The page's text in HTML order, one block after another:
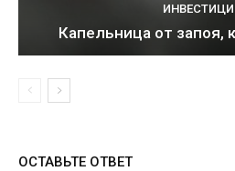
Капельница от запоя,
ОСТАВЬТЕ ОТВЕТ